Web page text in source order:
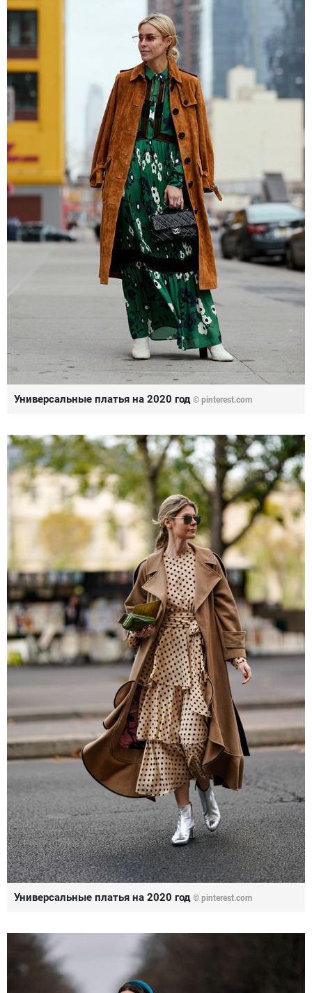
Универсальные платья на 2020 год © pinterest.com
Универсальные платья на 2020 год © pinterest.com